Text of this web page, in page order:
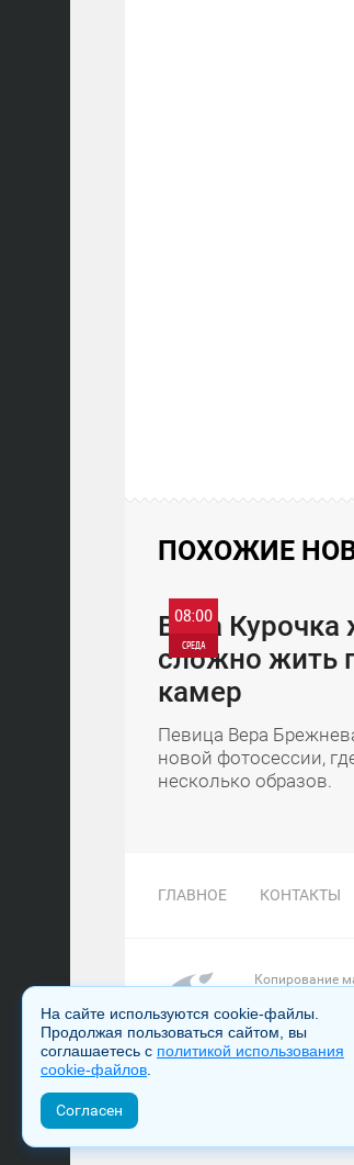
ПОХОЖИЕ
08:00
СРЕДА
Вера Курочка
сложно жить
камер
Певица Вера
новой фотосессии,
несколько образов.
ГЛАВНОЕ КОНТАКТЫ
Копирование
Настоящий
На сайте используются cookie-файлы.
Продолжая пользоваться сайтом, вы
соглашаетесь с политикой использования
cookie-файлов
Согласен